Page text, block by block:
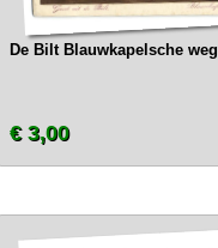
De Bilt Blauwkapelsche weg
€ 3,00